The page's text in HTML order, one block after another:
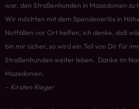
war, den Straßenhunden in Mazedonien zu
Wir möchten mit dem Spendenerlös in
Notfällen vor Ort helfen, ich denke, daß
bin mir sicher, so wird ein Teil von Dir für
Straßenhunden weiter leben. Danke im
Mazedonien.
– Kirsten Rieger